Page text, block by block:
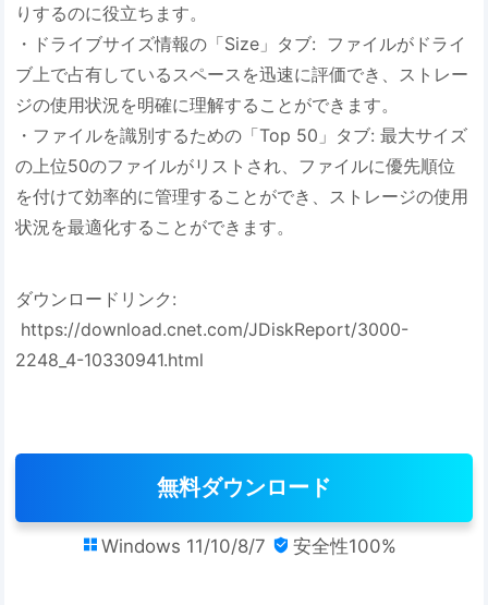
りするのに役立ちます。
・ドライブサイズ情報の「Size」タブ: ファイルがドライ
ブ上で占有しているスペースを迅速に評価でき、ストレー
ジの使用状況を明確に理解することができます。
・ファイルを識別するための「Top 50」タブ: 最大サイズ
の上位50のファイルがリストされ、ファイルに優先順位
を付けて効率的に管理することができ、ストレージの使用
状況を最適化することができます。
ダウンロードリンク:
https://download.cnet.com/JDiskReport/3000-
2248_4-10330941.html
無料ダウンロード
 Windows 11/10/8/7  安全性100%